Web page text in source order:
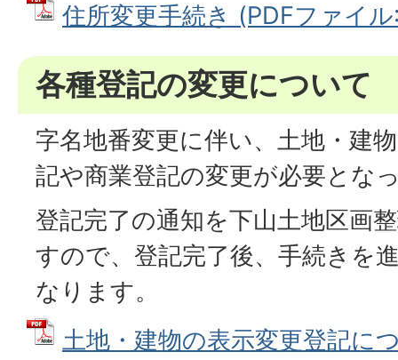
住所変更手続き (PDFファイ
各種登記の変更について
字名地番変更に伴い、土地・建
記や商業登記の変更が必要とな
登記完了の通知を下山土地区画
すので、登記完了後、手続きを
なります。
土地・建物の表示変更登記に